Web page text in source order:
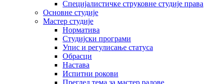
Специјалистичке струковне студије права
Основне студије
Мастер студије
Норматива
Студијски програми
Упис и регулисање статуса
Обрасци
Настава
Испитни рокови
Преглед тема за мастер радове